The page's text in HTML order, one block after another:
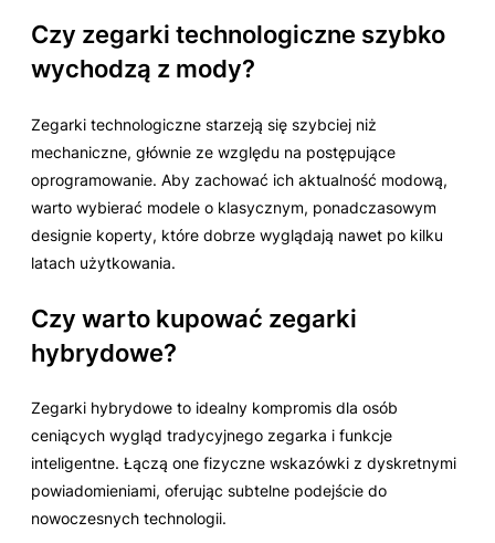
Czy zegarki technologiczne szybko
wychodzą z mody?
Zegarki technologiczne starzeją się szybciej niż
mechaniczne, głównie ze względu na postępujące
oprogramowanie. Aby zachować ich aktualność modową,
warto wybierać modele o klasycznym, ponadczasowym
designie koperty, które dobrze wyglądają nawet po kilku
latach użytkowania.
Czy warto kupować zegarki
hybrydowe?
Zegarki hybrydowe to idealny kompromis dla osób
ceniących wygląd tradycyjnego zegarka i funkcje
inteligentne. Łączą one fizyczne wskazówki z dyskretnymi
powiadomieniami, oferując subtelne podejście do
nowoczesnych technologii.